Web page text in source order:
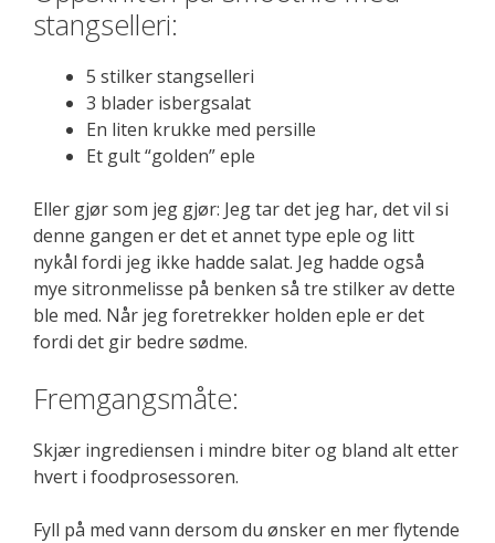
stangselleri:
5 stilker stangselleri
3 blader isbergsalat
En liten krukke med persille
Et gult “golden” eple
Eller gjør som jeg gjør: Jeg tar det jeg har, det vil si
denne gangen er det et annet type eple og litt
nykål fordi jeg ikke hadde salat. Jeg hadde også
mye sitronmelisse på benken så tre stilker av dette
ble med. Når jeg foretrekker holden eple er det
fordi det gir bedre sødme.
Fremgangsmåte:
Skjær ingrediensen i mindre biter og bland alt etter
hvert i foodprosessoren.
Fyll på med vann dersom du ønsker en mer flytende